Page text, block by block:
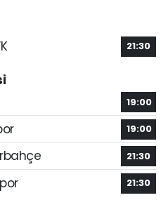
21:30
19:00
19:00
21:30
21:30